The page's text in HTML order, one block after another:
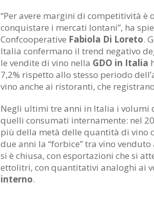
“Per avere margini di competitività
conquistare i mercati lontani”, ha
Confcooperative Fabiola Di Loreto.
Italia confermano il trend negativo
le vendite di vino nella GDO in Italia
7,2% rispetto allo stesso periodo
vino anche ai ristoranti, che
Negli ultimi tre anni in Italia i volumi
quelli consumati internamente: nel
più della metà delle quantità di vino
due anni la “forbice” tra vino
si è chiusa, con esportazioni che si
ettolitri, con quantitativi analoghi ai
interno.